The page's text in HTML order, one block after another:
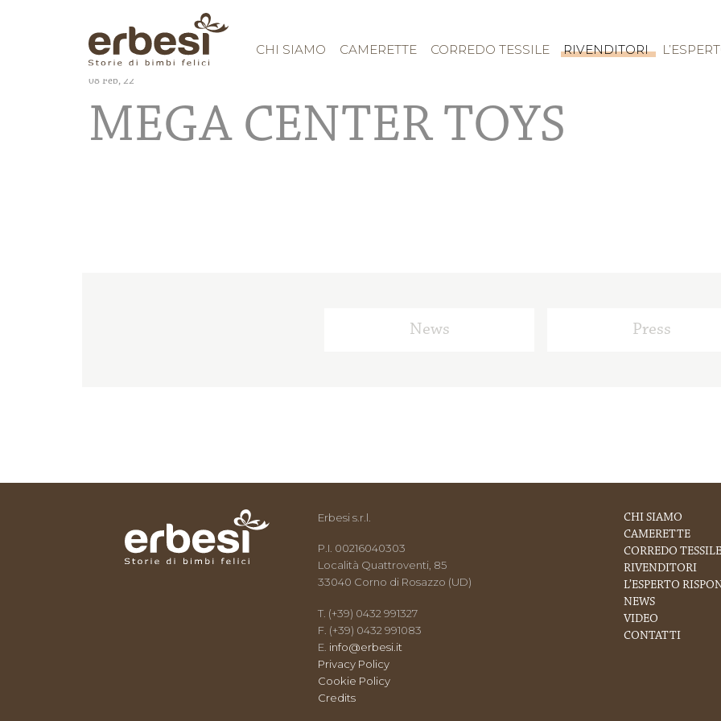
CHI SIAMO CAMERETTE CORREDO TESSILE RIVENDITORI
08 Feb, 22
MEGA CENTER TOYS
News Press
Erbesi s.r.l.
P.I. 00216040303
Località Quattroventi, 85
33040 Corno di Rosazzo (UD)
T. (+39) 0432 991327
F. (+39) 0432 991083
E. info@erbesi.it
Privacy Policy
Cookie Policy
Credits
CHI SIAMO
CAMERETTE
CORREDO TESSILE
RIVENDITORI
L’ESPERTO
NEWS
VIDEO
CONTATTI